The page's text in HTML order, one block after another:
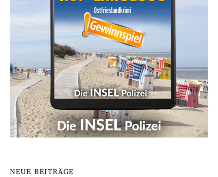
NEUE BEITRÄGE